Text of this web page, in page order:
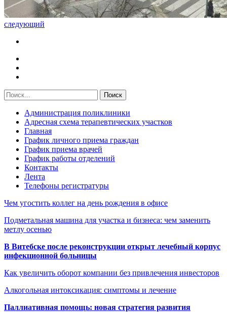
следующий
Администрация поликлиники
Адресная схема терапевтических участков
Главная
График личного приема граждан
График приема врачей
График работы отделений
Контакты
Лента
Телефоны регистратуры
Чем угостить коллег на день рождения в офисе
Подметальная машина для участка и бизнеса: чем заменить
метлу осенью
В Витебске после реконструкции открыт лечебный корпус
инфекционной больницы
Как увеличить оборот компании без привлечения инвесторов
Алкогольная интоксикация: симптомы и лечение
Паллиативная помощь: новая стратегия развития